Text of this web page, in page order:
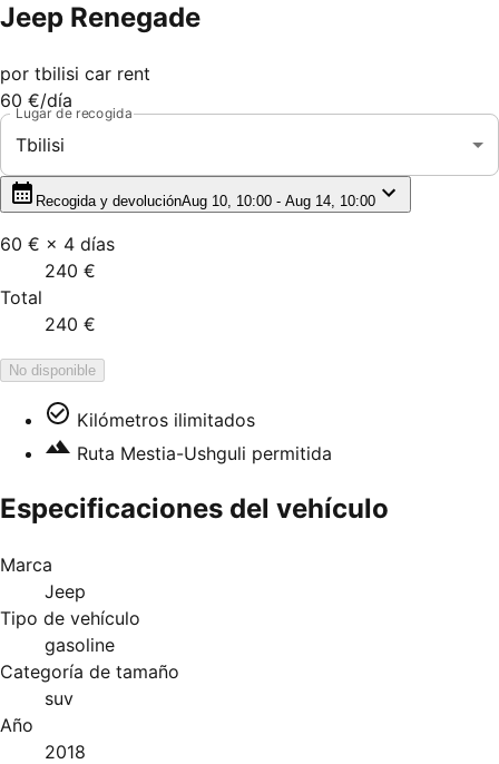
Jeep Renegade
por tbilisi car rent
60 €/día
Lugar de recogida
Tbilisi
Recogida y devoluciónAug 10, 10:00 - Aug 14, 10:00
60 € × 4 días
240 €
Total
240 €
No disponible
Kilómetros ilimitados
Ruta Mestia-Ushguli permitida
Especificaciones del vehículo
Marca
Jeep
Tipo de vehículo
gasoline
Categoría de tamaño
suv
Año
2018